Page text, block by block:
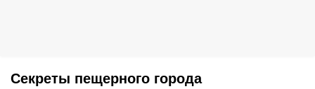
Секреты пещерного города